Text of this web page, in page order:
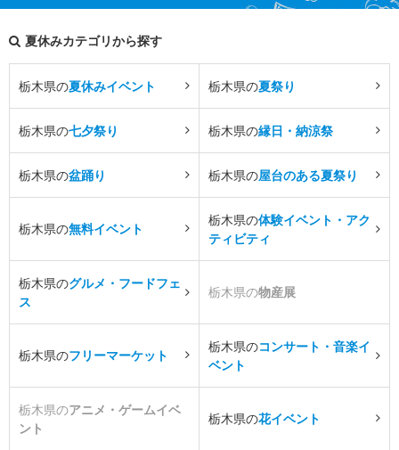
夏休みカテゴリから探す
栃木県の夏休みイベント 栃木県の夏祭り
栃木県の七夕祭り 栃木県の縁日・納涼祭
栃木県の盆踊り 栃木県の屋台のある夏祭り
栃木県の無料イベント
栃木県の体験イベント・アク
ティビティ
栃木県のグルメ・フードフェ
ス
栃木県の物産展
栃木県のフリーマーケット
栃木県のコンサート・音楽イ
ベント
栃木県のアニメ・ゲームイベ
ント
栃木県の花イベント